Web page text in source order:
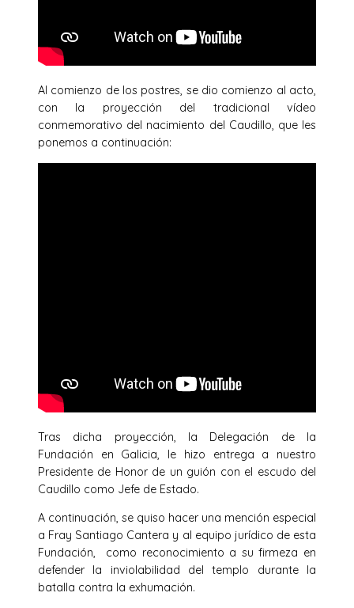
Al comienzo de los postres, se dio comienzo al acto,
con la proyección del tradicional vídeo
conmemorativo del nacimiento del Caudillo, que les
ponemos a continuación:
Tras dicha proyección, la Delegación de la
Fundación en Galicia, le hizo entrega a nuestro
Presidente de Honor de un guión con el escudo del
Caudillo como Jefe de Estado.
A continuación, se quiso hacer una mención especial
a Fray Santiago Cantera y al equipo jurídico de esta
Fundación, como reconocimiento a su firmeza en
defender la inviolabilidad del templo durante la
batalla contra la exhumación.